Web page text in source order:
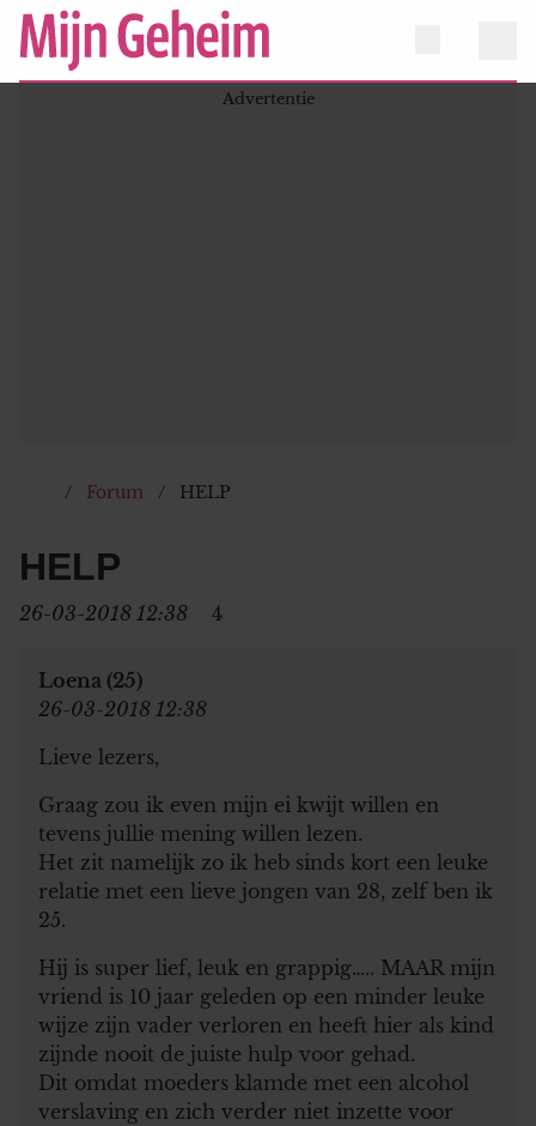
Forum HELP
HELP
26-03-2018 12:38 4
Loena (25)
26-03-2018 12:38
Lieve lezers,
Graag zou ik even mijn ei kwijt willen en
tevens jullie mening willen lezen.
Het zit namelijk zo ik heb sinds kort een leuke
relatie met een lieve jongen van 28, zelf ben ik
25.
Hij is super lief, leuk en grappig….. MAAR mijn
vriend is 10 jaar geleden op een minder leuke
wijze zijn vader verloren en heeft hier als kind
zijnde nooit de juiste hulp voor gehad.
Dit omdat moeders klamde met een alcohol
verslaving en zich verder niet inzette voor